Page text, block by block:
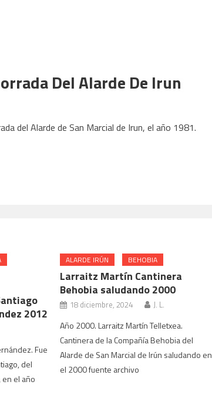
Del Alarde De Irun
del Alarde de San Marcial de Irun, el año 1981.
2012
Fue
del
en el año
ALARDE IRÚN BEHOBIA
Larraitz Martín Cantinera
Behobia saludando 2000
18 diciembre, 2024 J. L.
Año 2000. Larraitz Martín Telletxea.
Cantinera de la Compañía Behobia del
Alarde de San Marcial de Irún saludando en
el 2000 fuente archivo